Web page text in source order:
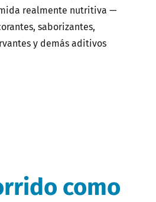
realmente nutritiva —
saborizantes,
y demás aditivos
como